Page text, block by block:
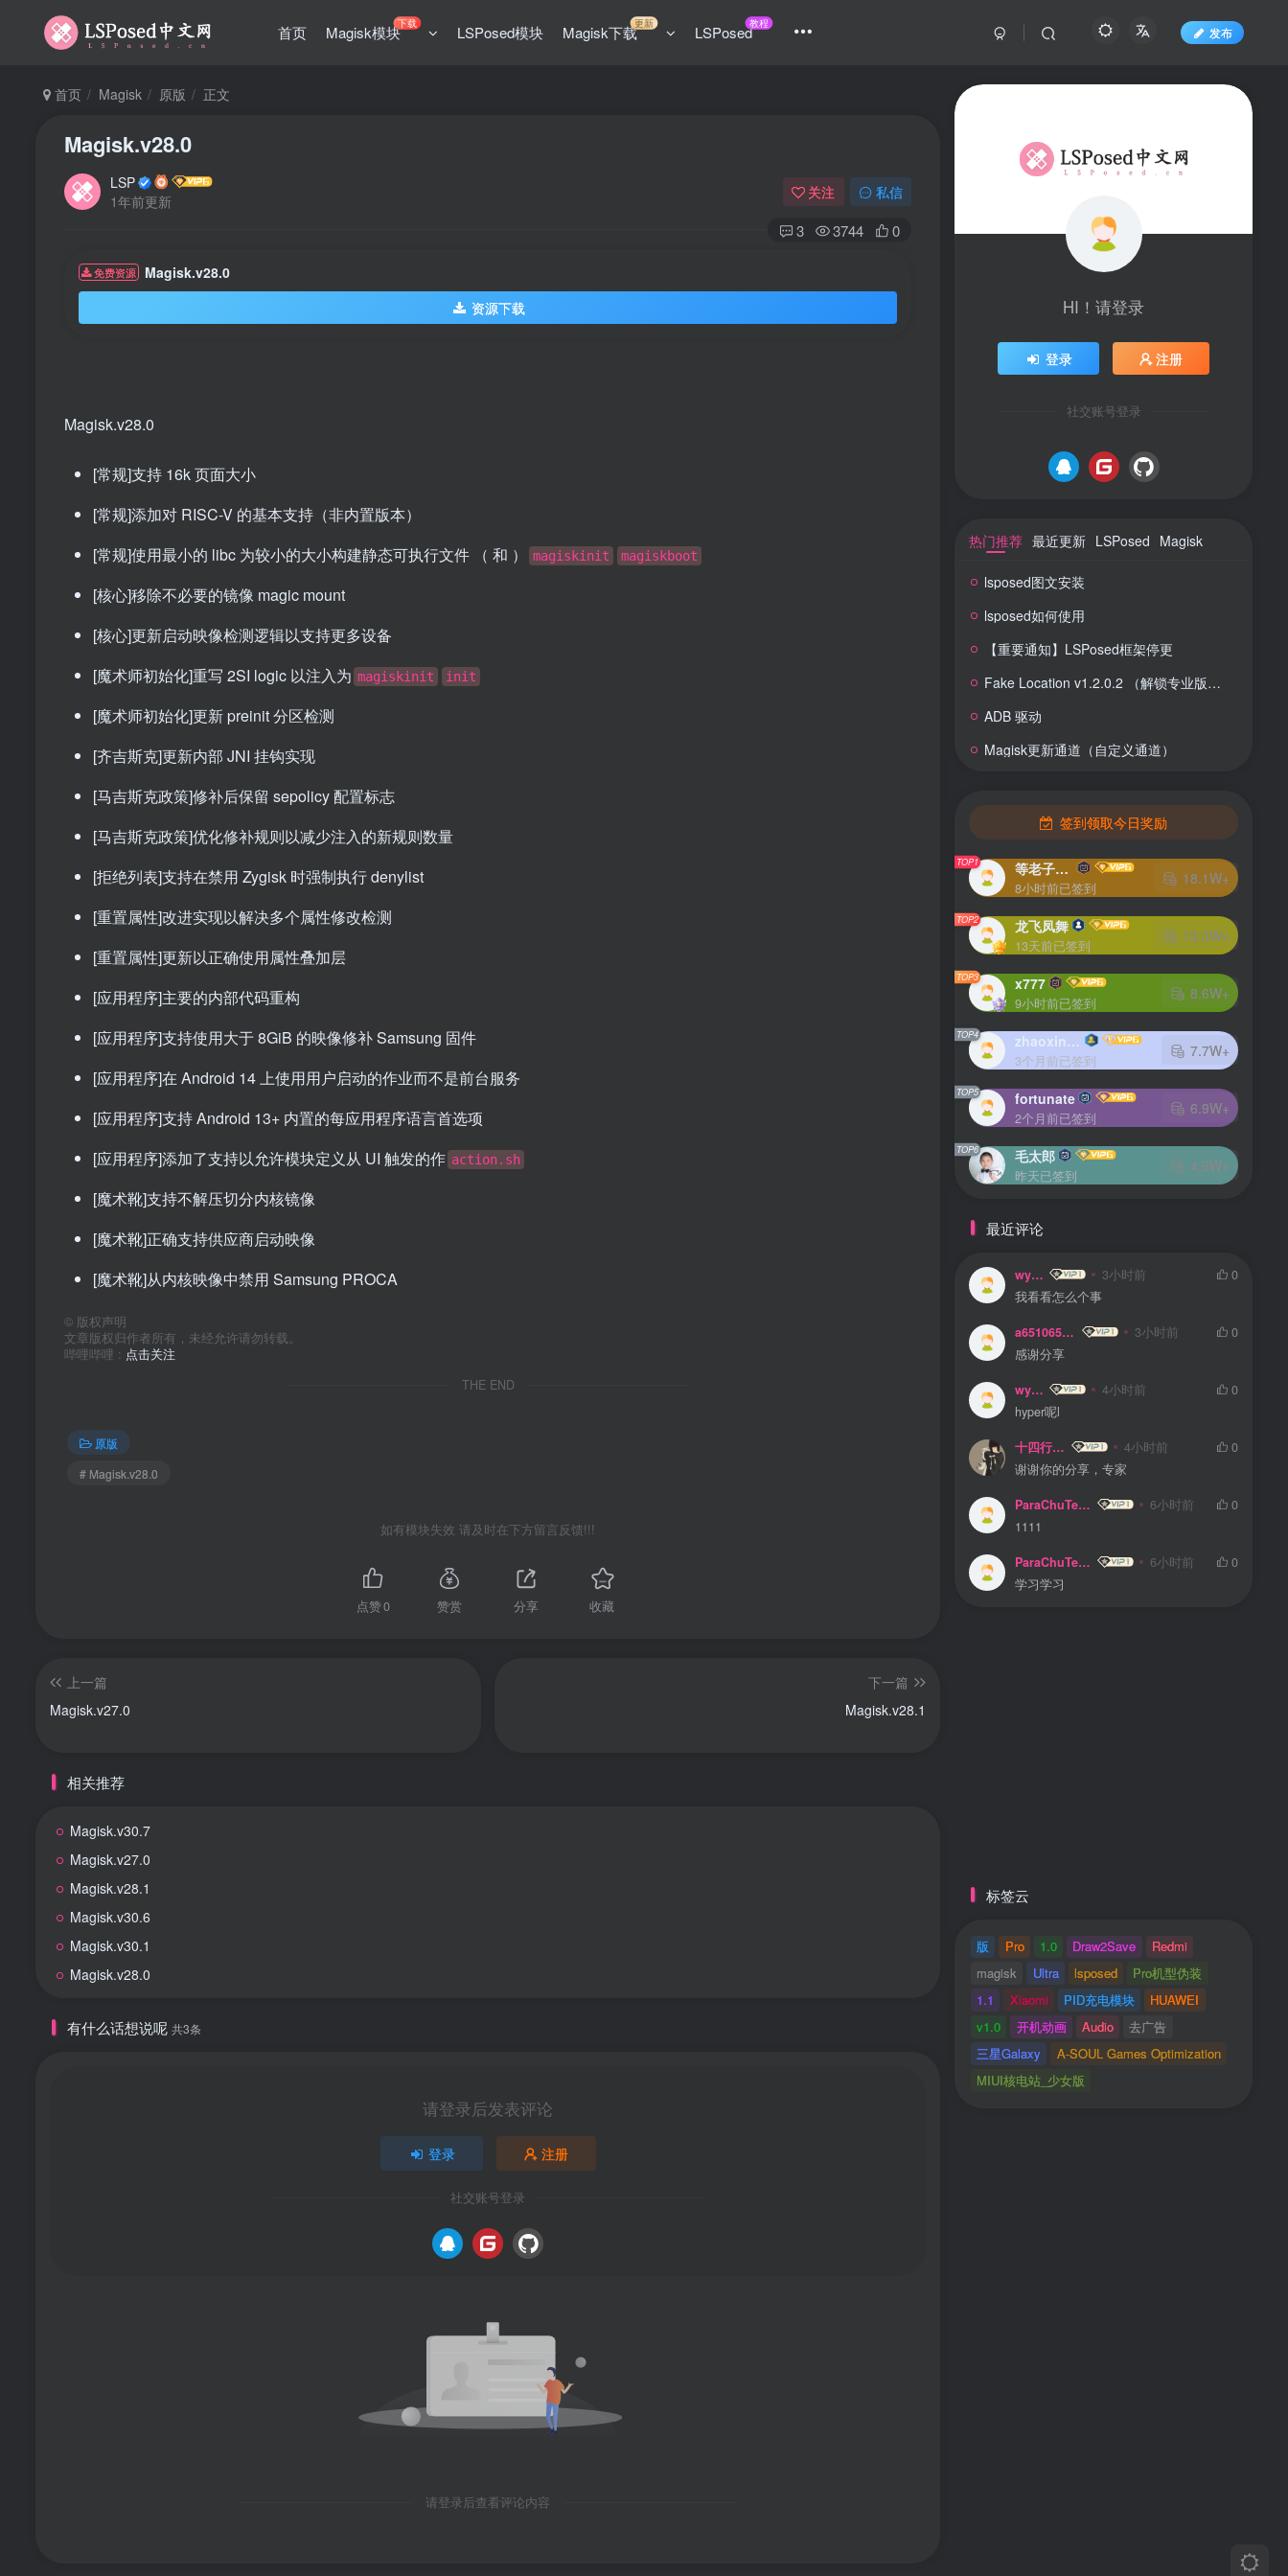
首页 Magisk模块下载 LSPosed模块 Magisk下载更新 LSPosed教程
发布
首页 Magisk 原版 正文
Magisk.v28.0
LSP
1年前更新
关注 私信
3 3744 0
免费资源
Magisk.v28.0
资源下载
Magisk.v28.0
[常规]支持 16k 页面大小
[常规]添加对 RISC-V 的基本支持（非内置版本）
[常规]使用最小的 libc 为较小的大小构建静态可执行文件 （ 和 ）
magiskinit magiskboot
[核心]移除不必要的镜像 magic mount
[核心]更新启动映像检测逻辑以支持更多设备
[魔术师初始化]重写 2SI logic 以注入为 magiskinit init
[魔术师初始化]更新 preinit 分区检测
[齐吉斯克]更新内部 JNI 挂钩实现
[马吉斯克政策]修补后保留 sepolicy 配置标志
[马吉斯克政策]优化修补规则以减少注入的新规则数量
[拒绝列表]支持在禁用 Zygisk 时强制执行 denylist
[重置属性]改进实现以解决多个属性修改检测
[重置属性]更新以正确使用属性叠加层
[应用程序]主要的内部代码重构
[应用程序]支持使用大于 8GiB 的映像修补 Samsung 固件
[应用程序]在 Android 14 上使用用户启动的作业而不是前台服务
[应用程序]支持 Android 13+ 内置的每应用程序语言首选项
[应用程序]添加了支持以允许模块定义从 UI 触发的作 action.sh
[魔术靴]支持不解压切分内核镜像
[魔术靴]正确支持供应商启动映像
[魔术靴]从内核映像中禁用 Samsung PROCA
© 版权声明
文章版权归作者所有，未经允许请勿转载。
哔哩哔哩 : 点击关注
THE END
原版
# Magisk.v28.0
如有模块失效 请及时在下方留言反馈!!!
点赞0 赞赏 分享 收藏
上一篇
Magisk.v27.0
下一篇
Magisk.v28.1
相关推荐
Magisk.v30.7
Magisk.v27.0
Magisk.v28.1
Magisk.v30.6
Magisk.v30.1
Magisk.v28.0
有什么话想说呢 共3条
请登录后发表评论
登录 注册
社交账号登录
请登录后查看评论内容
HI！请登录
登录 注册
社交账号登录
热门推荐 最近更新 LSPosed Magisk
lsposed图文安装
lsposed如何使用
【重要通知】LSPosed框架停更
Fake Location v1.2.0.2 （解锁专业版） 虚拟定位
ADB 驱动
Magisk更新通道（自定义通道）
签到领取今日奖励
TOP1 等老子火了
8小时前已签到
18.1W+
TOP2 龙飞凤舞
13天前已签到
13.3W+
TOP3 x777
9小时前已签到
8.6W+
TOP4 zhaoxingheng
3个月前已签到
7.7W+
TOP5 fortunate
2个月前已签到
6.9W+
TOP6 毛太郎
昨天已签到
4.9W+
最近评论
wyin 3小时前
0
我看看怎么个事
a65106510 3小时前
0
感谢分享
wyin 4小时前
0
hyper呢l
十四行。 4小时前
0
谢谢你的分享，专家
ParaChuTeLD 6小时前
0
1111
ParaChuTeLD 6小时前
0
学习学习
标签云
版 Pro 1.0 Draw2Save
Redmi
magisk
Ultra lsposed
Pro机型伪装
1.1
Xiaomi PID充电模块
HUAWEI
v1.0
开机动画 Audio
去广告
三星Galaxy
A-SOUL Games Optimization
MIUI核电站_少女版